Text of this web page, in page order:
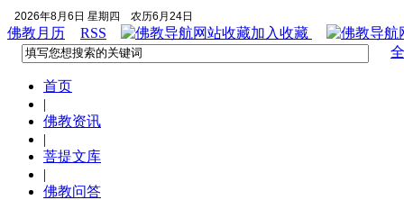
2026年8月6日 星期四 农历6月24日
佛教月历 RSS 加入收藏
首页
|
佛教资讯
|
菩提文库
|
佛教问答